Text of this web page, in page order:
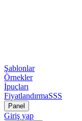
Şablonlar
Örnekler
İpuçları
FiyatlandırmaSSS
Panel
Giriş yap